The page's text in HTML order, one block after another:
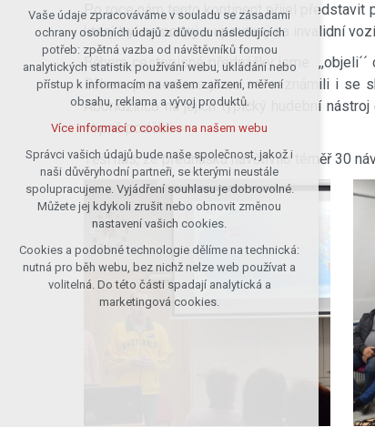
Po roce nám tento kontinent přijel představit
který byl nemocný a upoutaný na invalidní
Během cestopisné přednášky jsme
Během prezentace jsme se seznámili i se
Aboridžinců na jejich typický hudební
vtipně podělili.
Těší nás, že přednášku navštívilo téměř 30
Technická cookies
nutná pro provozování webu
udržení kontextu stránek (session):
případná přihlášení, volby jazyka, apod.
Volitelná cookies
analytická pro anonymizované
vyhodnocení návštěvnosti
marketingová cookies (Google)
Více informací o cookies na našem webu
Přijmout všechny cookies
Odmítnout vše
Vaše údaje zpracováváme v souladu se zásadami
ochrany osobních údajů z důvodu následujících
potřeb: zpětná vazba od návštěvníků formou
analytických statistik používání webu, ukládání nebo
přístup k informacím na vašem zařízení, měření
obsahu, reklama a vývoj produktů.
Více informací o cookies na našem webu
Správci vašich údajů bude naše společnost, jakož i
naši důvěryhodní partneři, se kterými neustále
spolupracujeme. Vyjádření souhlasu je dobrovolné.
Můžete jej kdykoli zrušit nebo obnovit změnou
nastavení vašich cookies.
Cookies a podobné technologie dělíme na technická:
nutná pro běh webu, bez nichž nelze web používat a
volitelná. Do této části spadají analytická a
marketingová cookies.